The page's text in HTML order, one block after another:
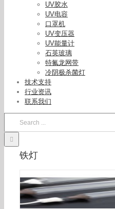
UV胶水
UV电容
口罩机
UV变压器
UV能量计
石英玻璃
特氟龙网带
冷阴极杀菌灯
技术支持
行业资讯
联系我们
铁灯